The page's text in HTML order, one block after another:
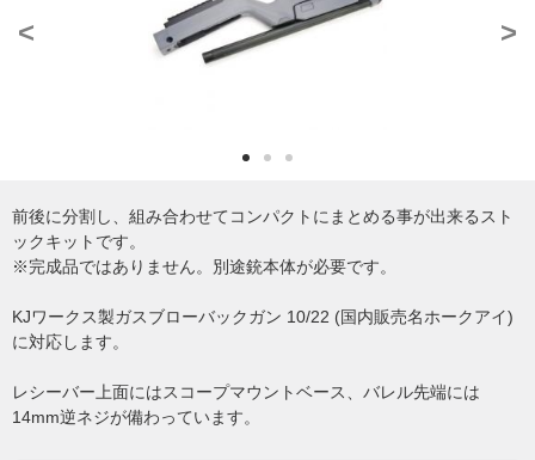
< >
前後に分割し、組み合わせてコンパクトにまとめる事が出来るスト
ックキットです。
※完成品ではありません。別途銃本体が必要です。
KJワークス製ガスブローバックガン 10/22 (国内販売名ホークアイ)
に対応します。
レシーバー上面にはスコープマウントベース、バレル先端には
14mm逆ネジが備わっています。